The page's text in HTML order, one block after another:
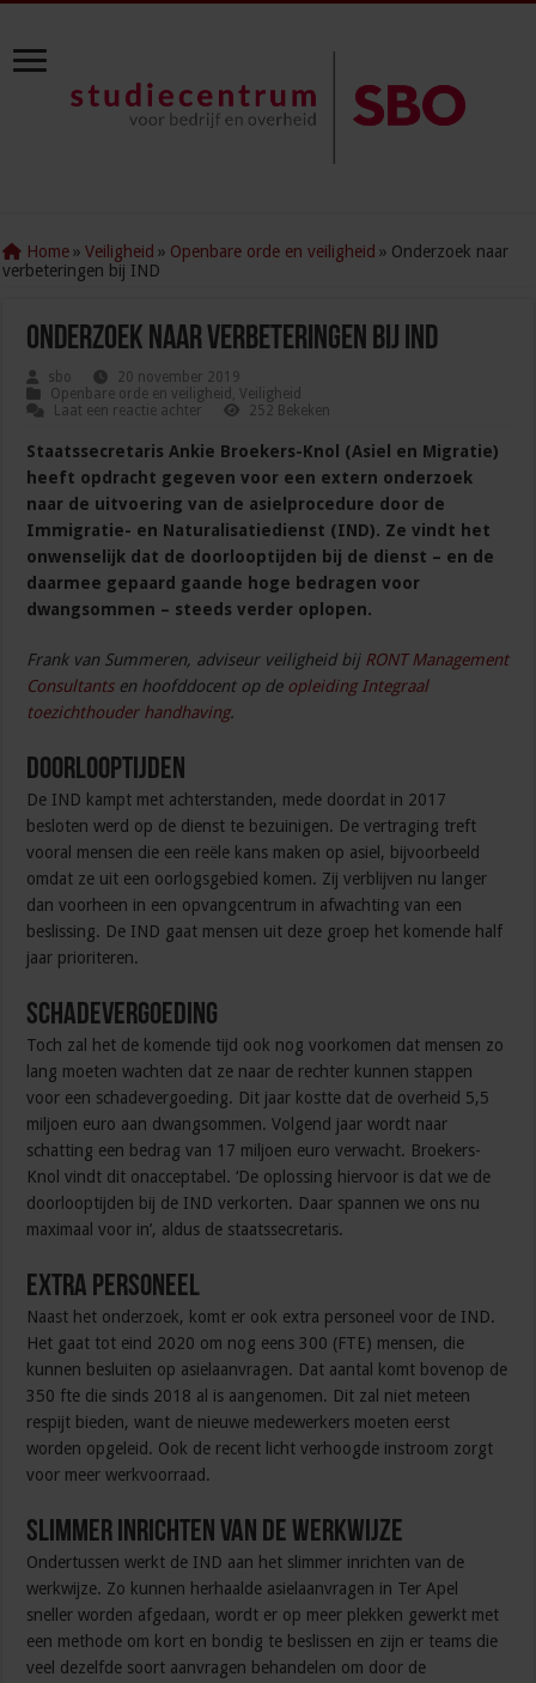
Home » Veiligheid » Openbare orde en veiligheid » Onderzoek naar
verbeteringen bij IND
Onderzoek naar verbeteringen bij IND
sbo
20 november 2019
Openbare orde en veiligheid ,Veiligheid
Laat een reactie achter
252 Bekeken
Staatssecretaris Ankie Broekers-Knol (Asiel en Migratie)
heeft opdracht gegeven voor een extern onderzoek
naar de uitvoering van de asielprocedure door de
Immigratie- en Naturalisatiedienst (IND). Ze vindt het
onwenselijk dat de doorlooptijden bij de dienst – en de
daarmee gepaard gaande hoge bedragen voor
dwangsommen – steeds verder oplopen.
Frank van Summeren, adviseur veiligheid bij RONT Management
Consultantsen hoofddocent op de opleiding Integraal
toezichthouder handhaving.
Doorlooptijden
De IND kampt met achterstanden, mede doordat in 2017
besloten werd op de dienst te bezuinigen. De vertraging treft
vooral mensen die een reële kans maken op asiel, bijvoorbeeld
omdat ze uit een oorlogsgebied komen. Zij verblijven nu langer
dan voorheen in een opvangcentrum in afwachting van een
beslissing. De IND gaat mensen uit deze groep het komende half
jaar prioriteren.
Schadevergoeding
Toch zal het de komende tijd ook nog voorkomen dat mensen zo
lang moeten wachten dat ze naar de rechter kunnen stappen
voor een schadevergoeding. Dit jaar kostte dat de overheid 5,5
miljoen euro aan dwangsommen. Volgend jaar wordt naar
schatting een bedrag van 17 miljoen euro verwacht. Broekers-
Knol vindt dit onacceptabel. ‘De oplossing hiervoor is dat we de
doorlooptijden bij de IND verkorten. Daar spannen we ons nu
maximaal voor in’, aldus de staatssecretaris.
Extra personeel
Naast het onderzoek, komt er ook extra personeel voor de IND.
Het gaat tot eind 2020 om nog eens 300 (FTE) mensen, die
kunnen besluiten op asielaanvragen. Dat aantal komt bovenop de
350 fte die sinds 2018 al is aangenomen. Dit zal niet meteen
respijt bieden, want de nieuwe medewerkers moeten eerst
worden opgeleid. Ook de recent licht verhoogde instroom zorgt
voor meer werkvoorraad.
Slimmer inrichten van de werkwijze
Ondertussen werkt de IND aan het slimmer inrichten van de
werkwijze. Zo kunnen herhaalde asielaanvragen in Ter Apel
sneller worden afgedaan, wordt er op meer plekken gewerkt met
een methode om kort en bondig te beslissen en zijn er teams die
veel dezelfde soort aanvragen behandelen om door de